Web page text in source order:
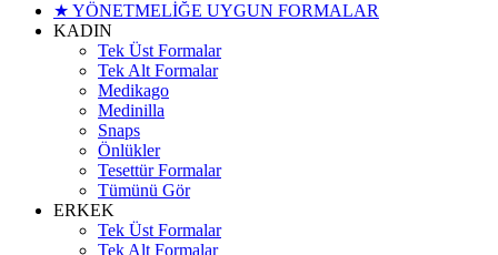
★ YÖNETMELİĞE UYGUN FORMALAR
KADIN
Tek Üst Formalar
Tek Alt Formalar
Medikago
Medinilla
Snaps
Önlükler
Tesettür Formalar
Tümünü Gör
ERKEK
Tek Üst Formalar
Tek Alt Formalar